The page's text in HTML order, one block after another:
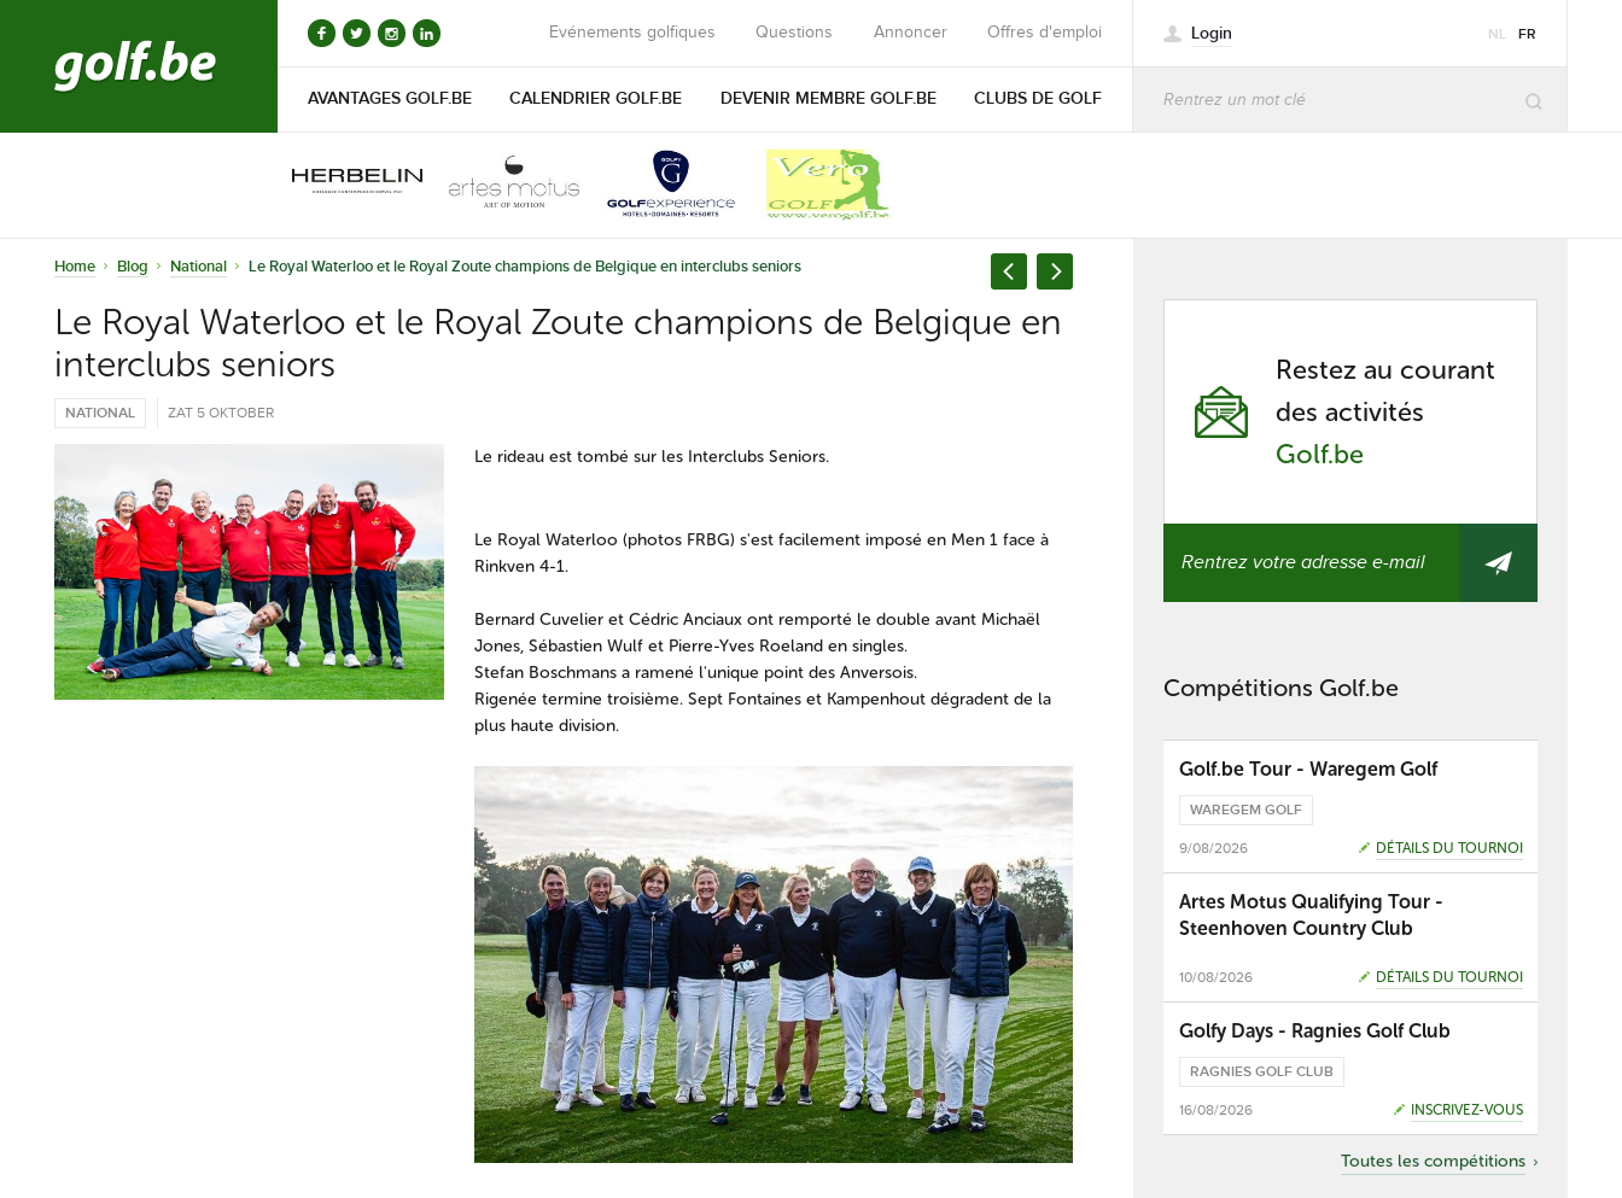
Evénements golfiques Questions Annoncer Offres d'emploi Login NL FR
AVANTAGES GOLF.BE CALENDRIER GOLF.BE DEVENIR MEMBRE GOLF.BE CLUBS DE GOLF
Home Blog National Le Royal Waterloo et le Royal Zoute champions de Belgique en interclubs seniors
Le Royal Waterloo et le Royal Zoute champions de Belgique en
interclubs seniors
NATIONAL ZAT 5 OKTOBER
Le rideau est tombé sur les Interclubs Seniors.
Le Royal Waterloo (photos FRBG) s'est facilement imposé en Men 1 face à
Rinkven 4-1.
Bernard Cuvelier et Cédric Anciaux ont remporté le double avant Michaël
Jones, Sébastien Wulf et Pierre-Yves Roeland en singles.
Stefan Boschmans a ramené l'unique point des Anversois.
Rigenée termine troisième. Sept Fontaines et Kampenhout dégradent de la
plus haute division.
Restez au courant
des activités
Golf.be
Compétitions Golf.be
Golf.be Tour - Waregem Golf
WAREGEM GOLF
9/08/2026 DÉTAILS DU TOURNOI
Artes Motus Qualifying Tour -
Steenhoven Country Club
10/08/2026 DÉTAILS DU TOURNOI
Golfy Days - Ragnies Golf Club
RAGNIES GOLF CLUB
16/08/2026 INSCRIVEZ-VOUS
Toutes les compétitions